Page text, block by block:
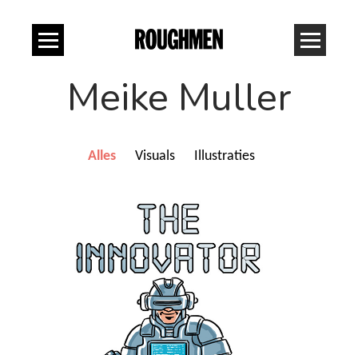
Meike Muller
Alles Visuals Illustraties